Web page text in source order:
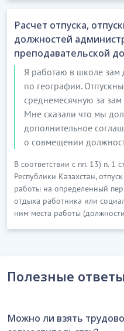
Расчет отпуска,
должностей
преподавательской
Я работаю в школе зам
по географии.
среднемесячную за зам
Мне сказали что мы
дополнительное
о совмещении
В соответствии с пп. 13) п. 1
Республики Казахстан,
работы на определенный
отдыха работника или
ним места работы
Полезные ответы
Можно ли взять